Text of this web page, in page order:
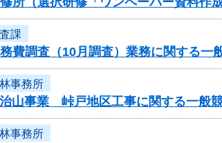
課
費調査（10月調査）業務に関する一
事務所
治山事業 峠戸地区工事に関する一般
事務所